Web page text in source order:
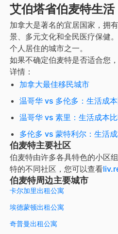
艾伯塔省伯麦特生活
加拿大是著名的宜居国家，拥
景、多元文化和全民医疗保健。
个人居住的城市之一。
如果不确定伯麦特是否适合您
详情：
加拿大最佳移民城市
温哥华 vs 多伦多：生活成
温哥华 vs 素里：生活成本
多伦多 vs 蒙特利尔：生活
伯麦特主要社区
伯麦特由许多各具特色的小区
特的不同社区，您可以查看
伯麦特周边主要城市
卡尔加里出租公寓
埃德蒙顿出租公寓
奇普曼出租公寓